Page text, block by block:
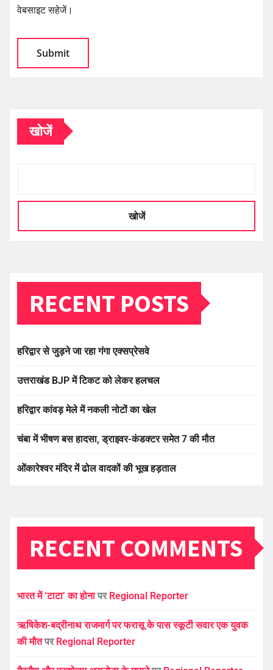
वेबसाइट सहेजें।
खोजें
खोजें
RECENT POSTS
हरिद्वार से जुड़ने जा रहा गंगा एक्सप्रेसवे
उत्तराखंड BJP में टिकट को लेकर हलचल
हरिद्वार कांवड़ मेले में नकली नोटों का खेल
चंबा में भीषण बस हादसा, ड्राइवर-कंडक्टर समेत 7 की मौत
ओंकारेश्वर मंदिर में ढोल वादकों की भूख हड़ताल
RECENT COMMENTS
भारत में ‘टाटा’ का होनापर Regional Reporter
ऋषिकेश-बद्रीनाथ राजमार्ग पर फरासू के पास स्कूटी सवार एक युवक
की मौतपर Regional Reporter